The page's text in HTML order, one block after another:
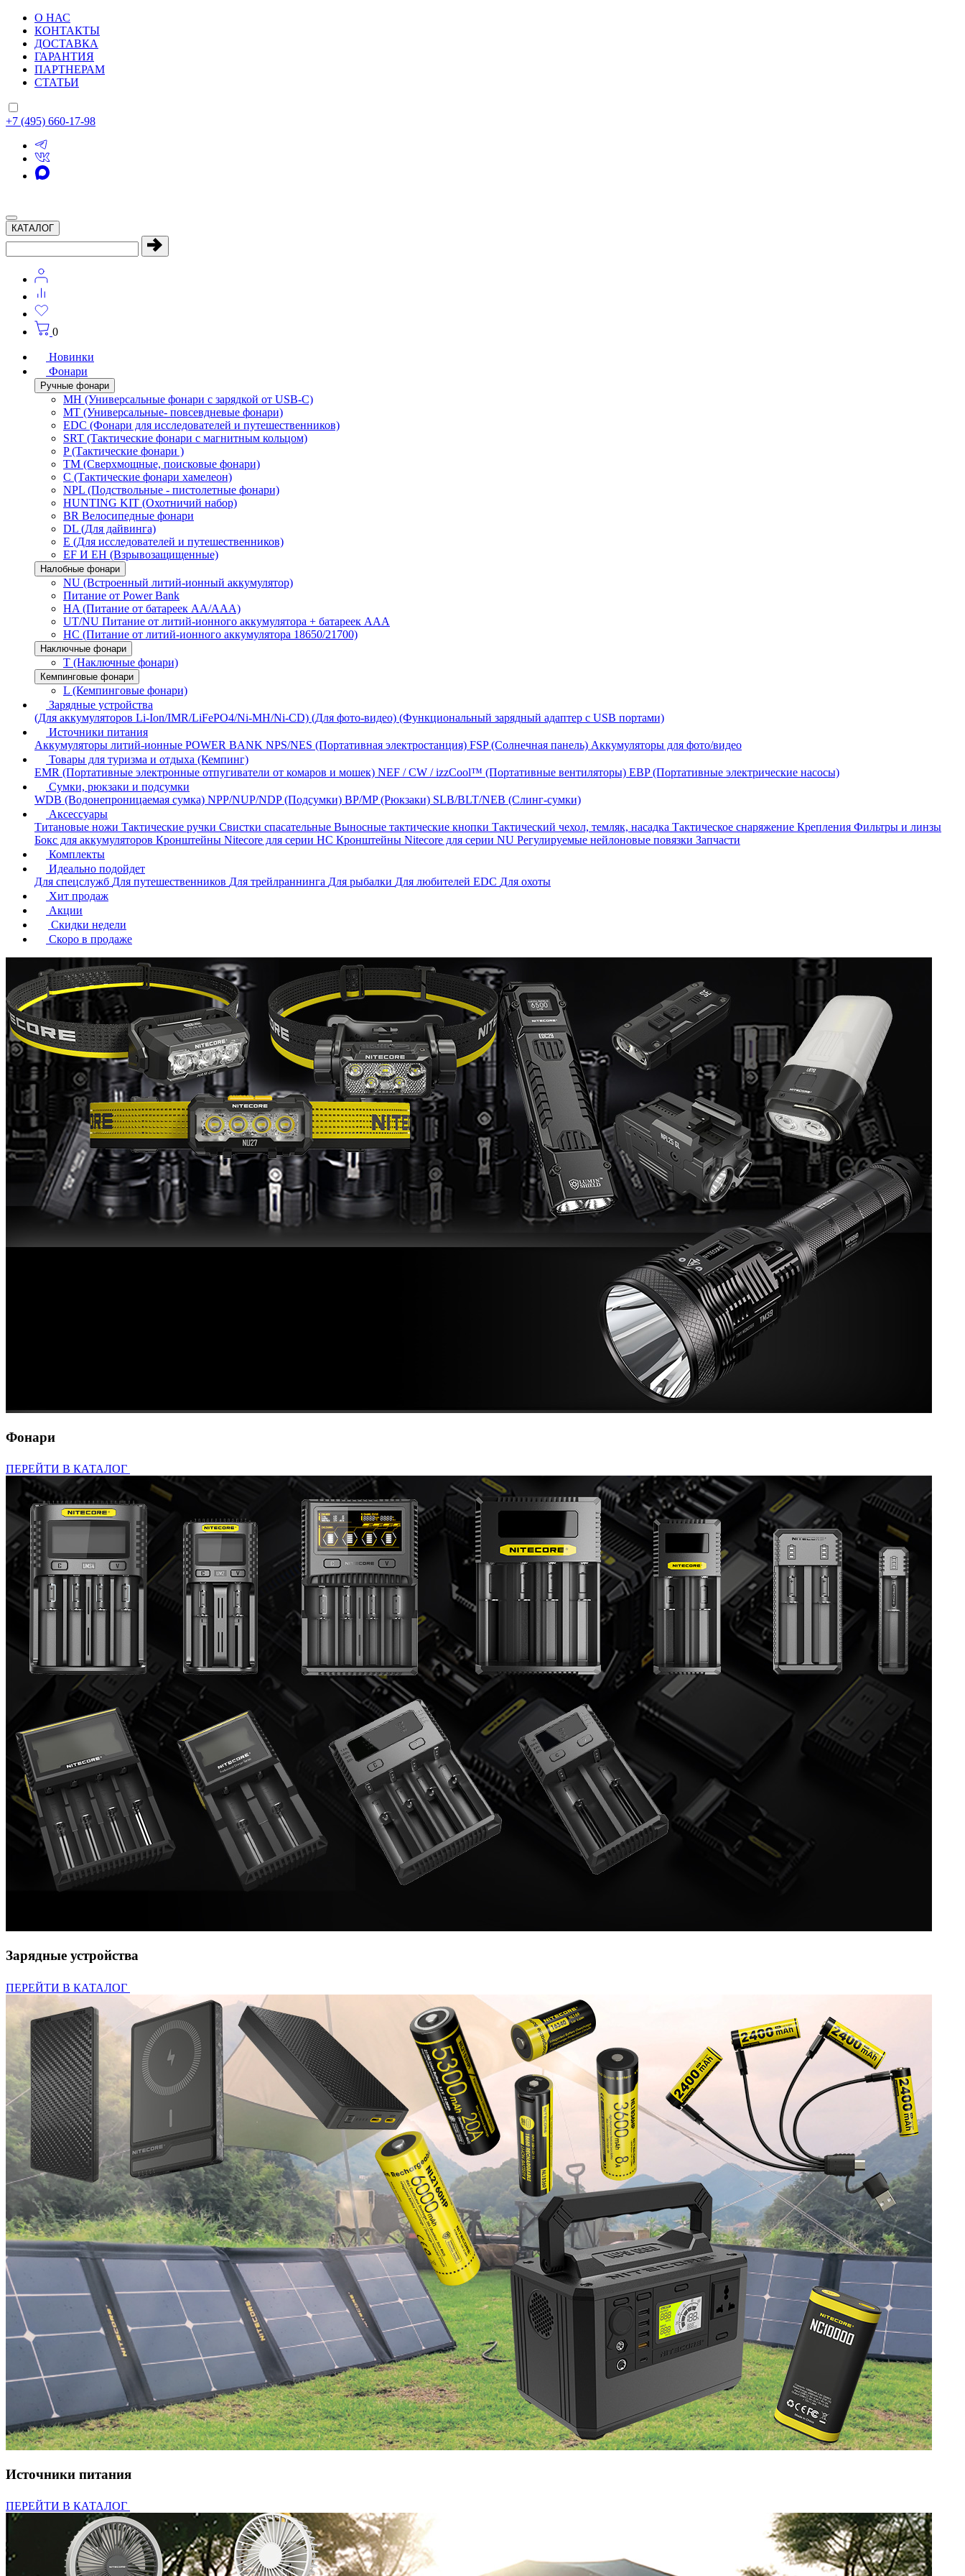
О НАС
КОНТАКТЫ
ДОСТАВКА
ГАРАНТИЯ
ПАРТНЕРАМ
СТАТЬИ
+7 (495) 660-17-98
КАТАЛОГ
0
Новинки
Фонари
Ручные фонари
MH (Универсальные фонари с зарядкой от USB-C)
MT (Универсальные- повсевдневые фонари)
EDC (Фонари для исследователей и путешественников)
SRT (Тактические фонари с магнитным кольцом)
P (Тактические фонари )
TM (Сверхмощные, поисковые фонари)
C (Тактические фонари хамелеон)
NPL (Подствольные - пистолетные фонари)
HUNTING KIT (Охотничий набор)
BR Велосипедные фонари
DL (Для дайвинга)
E (Для исследователей и путешественников)
EF И EH (Взрывозащищенные)
Налобные фонари
NU (Встроенный литий-ионный аккумулятор)
Питание от Power Bank
HA (Питание от батареек AA/AAA)
UT/NU Питание от литий-ионного аккумулятора + батареек AAA
HC (Питание от литий-ионного аккумулятора 18650/21700)
Наключные фонари
T (Наключные фонари)
Кемпинговые фонари
L (Кемпинговые фонари)
Зарядные устройства
(Для аккумуляторов Li-Ion/IMR/LiFePO4/Ni-MH/Ni-CD) (Для фото-видео) (Функциональный зарядный адаптер с USB портами)
Источники питания
Аккумуляторы литий-ионные POWER BANK NPS/NES (Портативная электростанция) FSP (Солнечная панель) Аккумуляторы для фото/видео
Товары для туризма и отдыха (Кемпинг)
EMR (Портативные электронные отпугиватели от комаров и мошек) NEF / CW / izzCool™ (Портативные вентиляторы) EBP (Портативные электрические насосы)
Сумки, рюкзаки и подсумки
WDB (Водонепроницаемая сумка) NPP/NUP/NDP (Подсумки) BP/MP (Рюкзаки) SLB/BLT/NEB (Слинг-сумки)
Аксессуары
Титановые ножи Тактические ручки Свистки спасательные Выносные тактические кнопки Тактический чехол, темляк, насадка Тактическое снаряжение Крепления Фильтры и линзы
Бокс для аккумуляторов Кронштейны Nitecore для серии HС Кронштейны Nitecore для серии NU Регулируемые нейлоновые повязки Запчасти
Комплекты
Идеально подойдет
Для спецслужб Для путешественников Для трейлраннинга Для рыбалки Для любителей EDC Для охоты
Хит продаж
Акции
Скидки недели
Скоро в продаже
Фонари
ПЕРЕЙТИ В КАТАЛОГ
Зарядные устройства
ПЕРЕЙТИ В КАТАЛОГ
Источники питания
ПЕРЕЙТИ В КАТАЛОГ